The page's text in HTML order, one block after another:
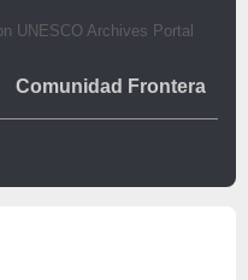
Comunidad Frontera